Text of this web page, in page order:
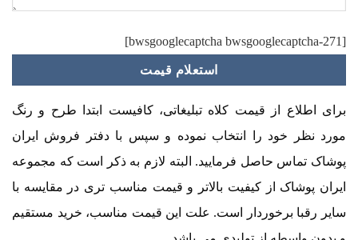
[bwsgooglecaptcha bwsgooglecaptcha-271]
برای اطلاع از قیمت کلاه تبلیغاتی، کافیست ابتدا طرح و رنگ
مورد نظر خود را انتخاب نموده و سپس با دفتر فروش ایران
پوشاک تماس حاصل فرمایید. البته لازم به ذکر است که مجموعه
ایران پوشاک از کیفیت بالاتر و قیمت مناسب تری در مقایسه با
سایر رقبا برخوردار است. علت این قیمت مناسب، خرید مستقیم